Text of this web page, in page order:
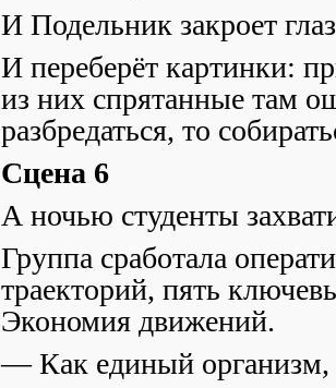
И Подельник закроет
И переберёт картинки:
из них спрятанные там
разбредаться, то
Сцена 6
А ночью студенты
Группа сработала
траекторий, пять
Экономия движений.
— Как единый